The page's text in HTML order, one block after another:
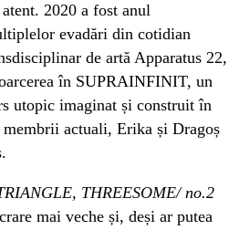
2020 a fost anul
evadări din cotidian
de artă Apparatus 22,
în SUPRAINFINIT, un
utopic imaginat și construit în
actuali, Erika și Dragoș
THREESOME/ no.2
mai veche și, deși ar putea